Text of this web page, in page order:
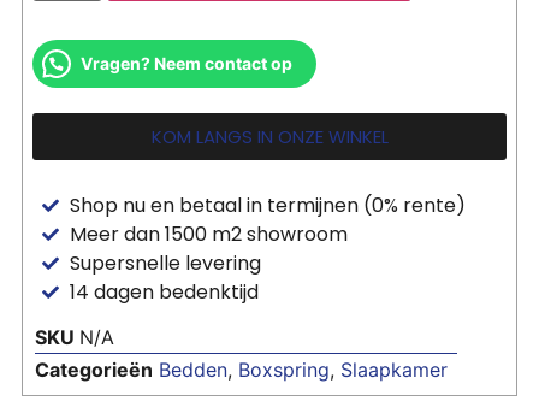
Vragen? Neem contact op
KOM LANGS IN ONZE WINKEL
Shop nu en betaal in termijnen (0% rente)
Meer dan 1500 m2 showroom
Supersnelle levering
14 dagen bedenktijd
SKU N/A
Categorieën Bedden, Boxspring, Slaapkamer